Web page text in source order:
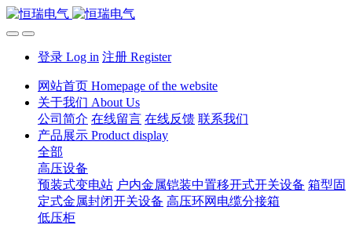
登录 Log in 注册 Register
网站首页 Homepage of the website
关于我们 About Us
公司简介 在线留言 在线反馈 联系我们
产品展示 Product display
全部
高压设备
预装式变电站 户内金属铠装中置移开式开关设备 箱型固
定式金属封闭开关设备 高压环网电缆分接箱
低压柜